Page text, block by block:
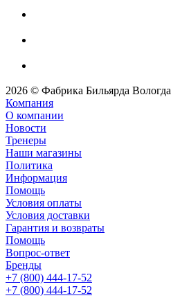
2026 © Фабрика Бильярда Вологда
Компания
О компании
Новости
Тренеры
Наши магазины
Политика
Информация
Помощь
Условия оплаты
Условия доставки
Гарантия и возвраты
Помощь
Вопрос-ответ
Бренды
+7 (800) 444-17-52
+7 (800) 444-17-52